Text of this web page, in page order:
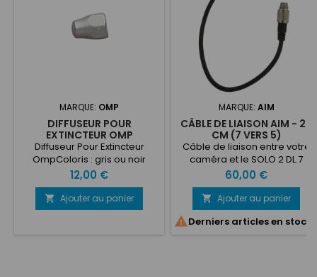
MARQUE: OMP
DIFFUSEUR POUR
EXTINCTEUR OMP
Diffuseur Pour Extincteur
OmpColoris : gris ou noir
Prix
12,00 €
 Ajouter au panier
MARQUE: AIM
CÂBLE DE LIAISON AIM - 20
CM (7 VERS 5)
Câble de liaison entre votre
caméra et le SOLO 2 DL.7
pins vers 5 pinsLongueur
22.5cm
Prix
60,00 €
 Ajouter au panier
Derniers articles en stock